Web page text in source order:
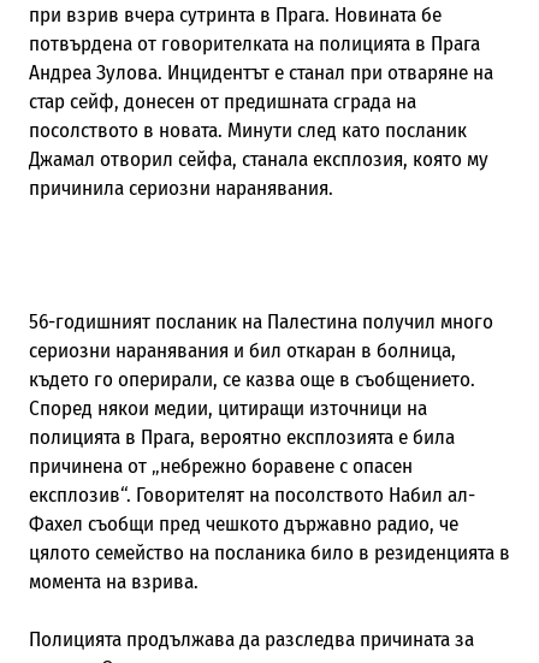
при взрив вчера сутринта в Прага. Новината бе
потвърдена от говорителката на полицията в Прага
Андреа Зулова. Инцидентът е станал при отваряне на
стар сейф, донесен от предишната сграда на
посолството в новата. Минути след като посланик
Джамал отворил сейфа, станала експлозия, която му
причинила сериозни наранявания.
56-годишният посланик на Палестина получил много
сериозни наранявания и бил откаран в болница,
където го оперирали, се казва още в съобщението.
Според някои медии, цитиращи източници на
полицията в Прага, вероятно експлозията е била
причинена от „небрежно боравене с опасен
експлозив“. Говорителят на посолството Набил ал-
Фахел съобщи пред чешкото държавно радио, че
цялото семейство на посланика било в резиденцията в
момента на взрива.
Полицията продължава да разследва причината за